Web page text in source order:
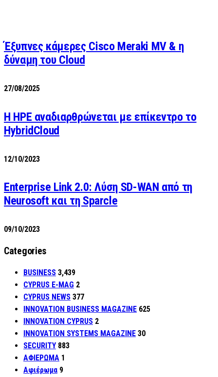
Έξυπνες κάμερες Cisco Meraki MV & η
δύναμη του Cloud
27/08/2025
H HPE αναδιαρθρώνεται με επίκεντρο το
HybridCloud
12/10/2023
Enterprise Link 2.0: Λύση SD-WAN από τη
Neurosoft και τη Sparcle
09/10/2023
Categories
BUSINESS 3,439
CYPRUS E-MAG 2
CYPRUS NEWS 377
INNOVATION BUSINESS MAGAZINE 625
INNOVATION CYPRUS 2
INNOVATION SYSTEMS MAGAZINE 30
SECURITY 883
ΑΦΙΕΡΩΜΑ 1
Αφιέρωμα 9